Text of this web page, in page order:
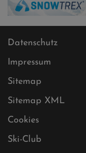
Datenschutz